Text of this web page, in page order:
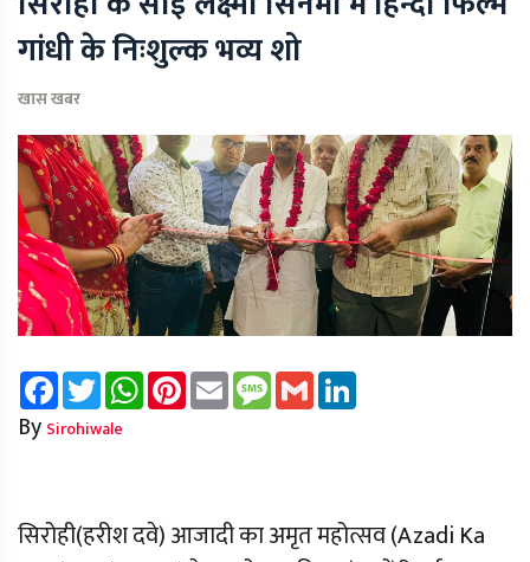
गांधी के निःशुल्क भव्य शो
खास खबर
FacebookTwitterWhatsAppPinterest
Email Message
Gmail
By Sirohiwale
सिरोही(हरीश दवे) आजादी का अमृत महोत्सव (Azadi Ka